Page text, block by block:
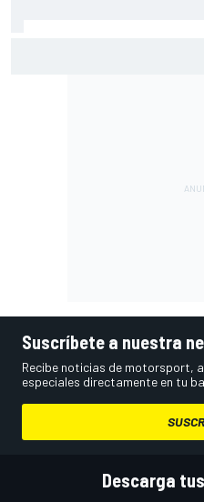
Suscríbete a nuestra
Recibe noticias de motorsport,
especiales directamente en tu
Descarga